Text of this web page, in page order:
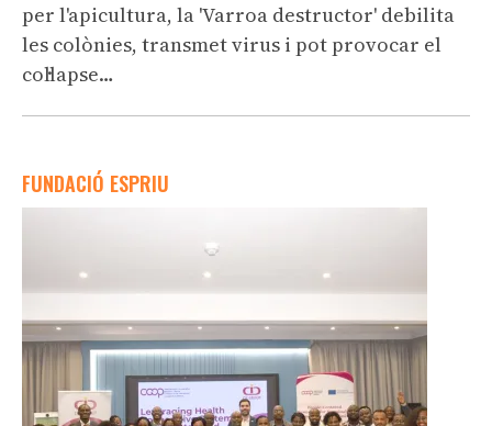
per l'apicultura, la 'Varroa destructor' debilita
les colònies, transmet virus i pot provocar el
col·lapse…
FUNDACIÓ ESPRIU